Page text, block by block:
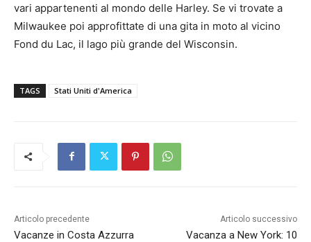
vari appartenenti al mondo delle Harley. Se vi trovate a
Milwaukee poi approfittate di una gita in moto al vicino
Fond du Lac, il lago più grande del Wisconsin.
TAGS Stati Uniti d'America
Articolo precedente
Vacanze in Costa Azzurra
Articolo successivo
Vacanza a New York: 10